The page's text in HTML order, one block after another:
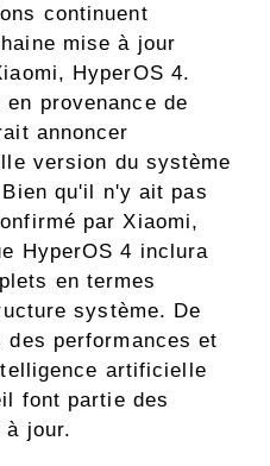
continuent
mise à jour
HyperOS 4.
provenance de
annoncer
version du système
qu'il n'y ait pas
par Xiaomi,
HyperOS 4 inclura
en termes
système. De
performances et
artificielle
font partie des
jour.